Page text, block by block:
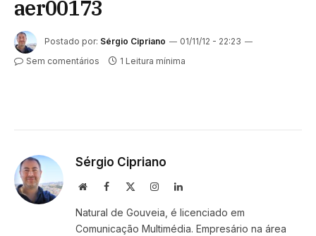
aer00173
Postado por: Sérgio Cipriano
01/11/12 - 22:23
Sem comentários
1 Leitura mínima
Sérgio Cipriano
WebsiteFacebook InstagramLinkedIn
Natural de Gouveia, é licenciado em
Comunicação Multimédia. Empresário na área